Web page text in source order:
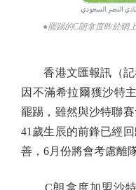
●罷踢的C朗拿度昨於網
香港文匯報訊（記
因不滿希拉爾獲沙特
罷踢，雖然與沙特聯
41歲生辰的前鋒已經
善，6月份將會考慮離隊
C朗拿度加盟沙特